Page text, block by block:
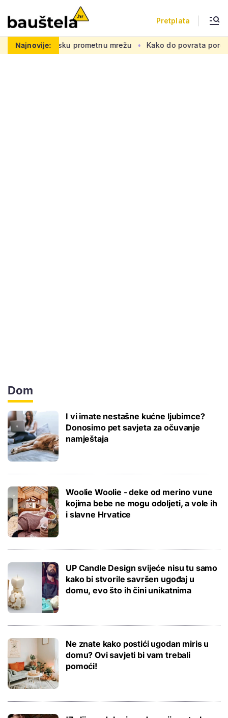
Pretplata
Najnovije:
europsku prometnu mrežu Kako do povrata poreza za
Dom
I vi imate nestašne kućne ljubimce?
Donosimo pet savjeta za očuvanje
namještaja
Woolie Woolie - deke od merino vune
kojima bebe ne mogu odoljeti, a vole ih
i slavne Hrvatice
UP Candle Design svijeće nisu tu samo
kako bi stvorile savršen ugođaj u
domu, evo što ih čini unikatnima
Ne znate kako postići ugodan miris u
domu? Ovi savjeti bi vam trebali
pomoći!